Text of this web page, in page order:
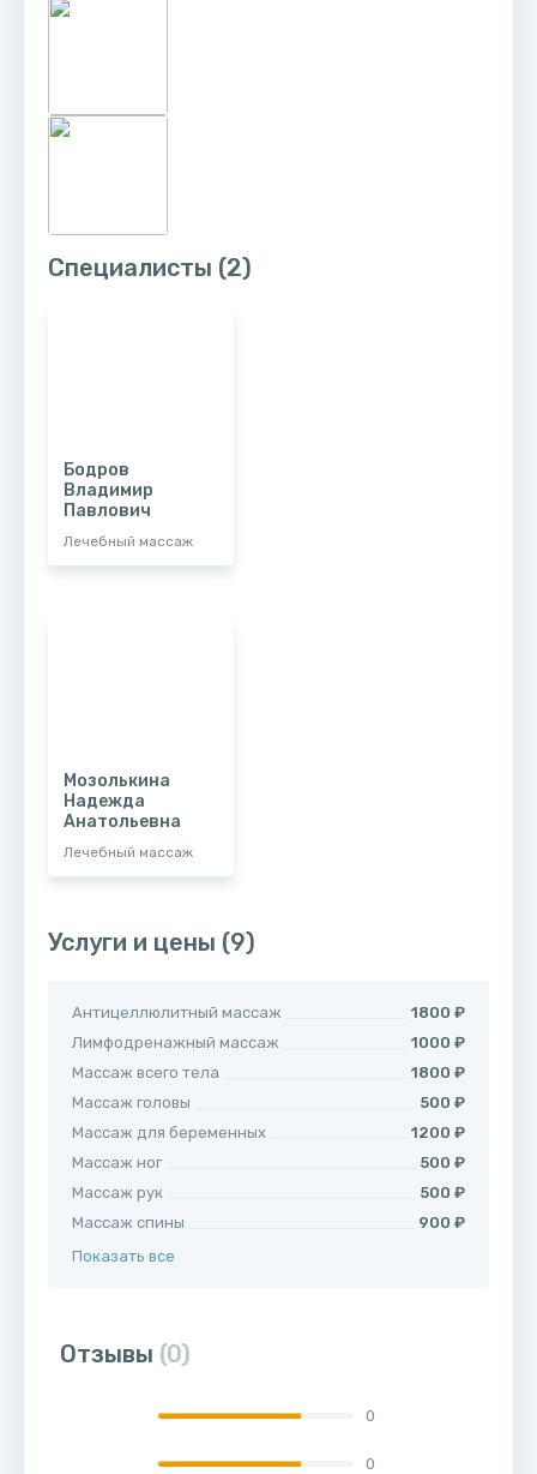
Специалисты (2)
Бодров
Владимир
Павлович
Лечебный массаж
Мозолькина
Надежда
Анатольевна
Лечебный массаж
Услуги и цены (9)
Антицеллюлитный массаж
1800 ₽
Лимфодренажный массаж
1000 ₽
Массаж всего тела
1800 ₽
Массаж головы
500 ₽
Массаж для беременных
1200 ₽
Массаж ног
500 ₽
Массаж рук
500 ₽
Массаж спины
900 ₽
Показать все
Отзывы (0)
0
0